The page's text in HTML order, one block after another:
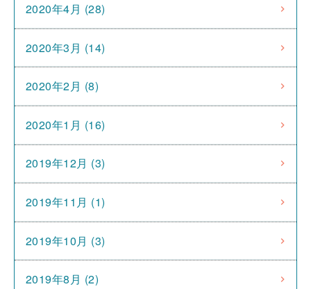
2020年4月 (28)
2020年3月 (14)
2020年2月 (8)
2020年1月 (16)
2019年12月 (3)
2019年11月 (1)
2019年10月 (3)
2019年8月 (2)